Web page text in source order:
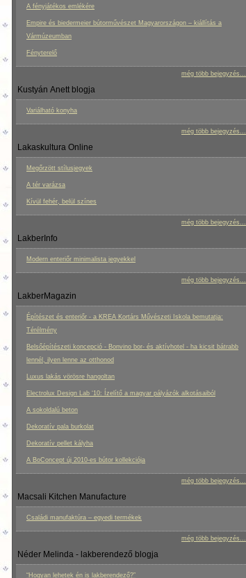
A fényjátékos emlékére
Empire és biedermeier bútorművészet Magyarországon – kiállítás a
Vármúzeumban
Fényterelő
még több bejegyzés...
Kustyán Anett blogja
Variálható konyha
még több bejegyzés...
Lakaskultura Online
Megőrzött stílusjegyek
A tér varázsa
Kívül fehér, belül színes
még több bejegyzés...
LakberInfo
Modern enteriőr minimalista jegyekkel
még több bejegyzés...
LakberMagazin
Építészet és enteriőr - a KREA Kortárs Művészeti Iskola bemutatja:
Térélmény
Belsőépítészeti koncepció - Bonvino bor- és aktívhotel - ha kicsit bátrabb
lennél, ilyen lenne az otthonod
Luxus lakás vörösre hangoltan
Electrolux Design Lab ‘10: Ízelítő a magyar pályázók alkotásaiból
A sokoldalú beton
Dekoratív pala burkolat
Dekoratív pellet kályha
A BoConcept új 2010-es bútor kollekciója
még több bejegyzés...
Macsali Kitchen Manufacture
Családi manufaktúra – egyedi termékek
még több bejegyzés...
Néder Melinda - lakberendező blogja
“Hogyan lehetek én is lakberendező?”